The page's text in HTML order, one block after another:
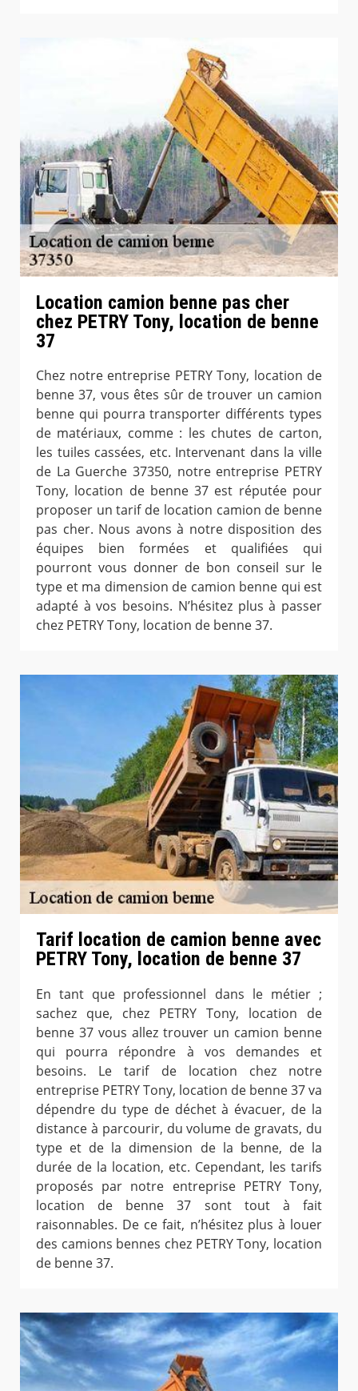
Location camion benne pas cher
chez PETRY Tony, location de benne
37
Chez notre entreprise PETRY Tony, location de
benne 37, vous êtes sûr de trouver un camion
benne qui pourra transporter différents types
de matériaux, comme : les chutes de carton,
les tuiles cassées, etc. Intervenant dans la ville
de La Guerche 37350, notre entreprise PETRY
Tony, location de benne 37 est réputée pour
proposer un tarif de location camion de benne
pas cher. Nous avons à notre disposition des
équipes bien formées et qualifiées qui
pourront vous donner de bon conseil sur le
type et ma dimension de camion benne qui est
adapté à vos besoins. N’hésitez plus à passer
chez PETRY Tony, location de benne 37.
Tarif location de camion benne avec
PETRY Tony, location de benne 37
En tant que professionnel dans le métier ;
sachez que, chez PETRY Tony, location de
benne 37 vous allez trouver un camion benne
qui pourra répondre à vos demandes et
besoins. Le tarif de location chez notre
entreprise PETRY Tony, location de benne 37 va
dépendre du type de déchet à évacuer, de la
distance à parcourir, du volume de gravats, du
type et de la dimension de la benne, de la
durée de la location, etc. Cependant, les tarifs
proposés par notre entreprise PETRY Tony,
location de benne 37 sont tout à fait
raisonnables. De ce fait, n’hésitez plus à louer
des camions bennes chez PETRY Tony, location
de benne 37.